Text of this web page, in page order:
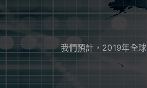
我們預計，2019年全